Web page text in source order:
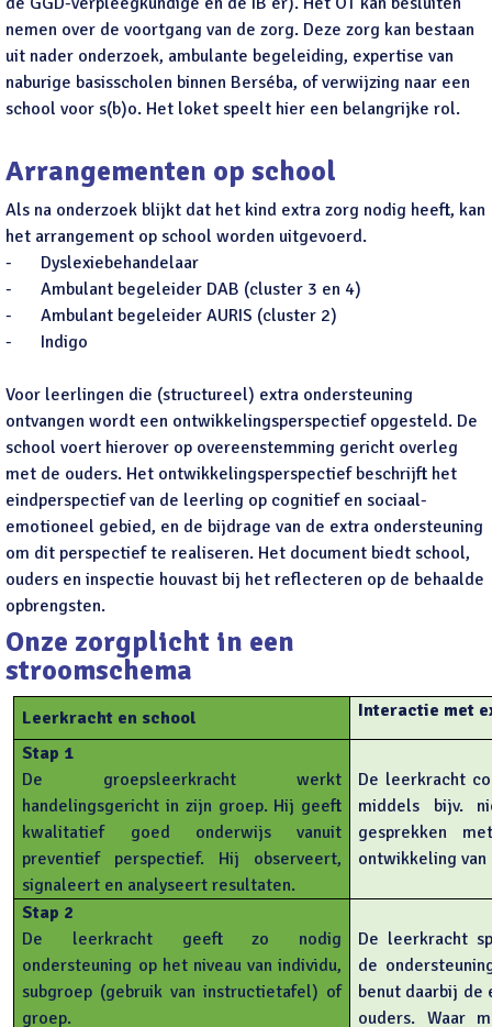
nemen over de voortgang van de zorg. Deze zorg kan bestaan
uit nader onderzoek, ambulante begeleiding, expertise van
naburige basisscholen binnen Berséba, of verwijzing naar een
school voor s(b)o. Het loket speelt hier een belangrijke rol.
Arrangementen op school
Als na onderzoek blijkt dat het kind extra zorg nodig heeft, kan
het arrangement op school worden uitgevoerd.
-
Dyslexiebehandelaar
-
Ambulant begeleider DAB (cluster 3 en 4)
-
Ambulant begeleider AURIS (cluster 2)
-
Indigo
Voor leerlingen die (structureel) extra ondersteuning
ontvangen wordt een ontwikkelingsperspectief opgesteld. De
school voert hierover op overeenstemming gericht overleg
met de ouders. Het ontwikkelingsperspectief beschrijft het
eindperspectief van de leerling op cognitief en sociaal-
emotioneel gebied, en de bijdrage van de extra ondersteuning
om dit perspectief te realiseren. Het document biedt school,
ouders en inspectie houvast bij het reflecteren op de behaalde
opbrengsten.
Onze zorgplicht in een
stroomschema
Leerkracht en school
Interactie met
Stap 1
De groepsleerkracht werkt
handelingsgericht in zijn groep. Hij geeft
kwalitatief goed onderwijs vanuit
preventief perspectief. Hij observeert,
signaleert en analyseert resultaten.
De leerkracht
middels bijv.
gesprekken
ontwikkeling van
Stap 2
De leerkracht geeft zo nodig
ondersteuning op het niveau van individu,
subgroep (gebruik van instructietafel) of
groep.
De leerkracht
de
benut daarbij de
ouders. Waar